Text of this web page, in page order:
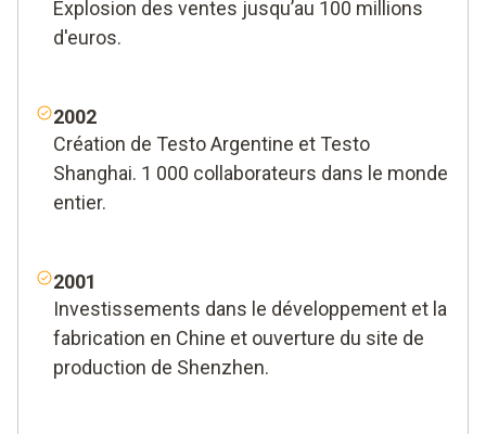
Explosion des ventes jusqu’au 100 millions
d'euros.
2002
Création de Testo Argentine et Testo
Shanghai. 1 000 collaborateurs dans le monde
entier.
2001
Investissements dans le développement et la
fabrication en Chine et ouverture du site de
production de Shenzhen.